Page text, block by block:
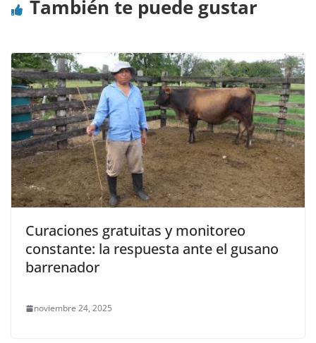
También te puede gustar
Curaciones gratuitas y monitoreo
constante: la respuesta ante el gusano
barrenador
noviembre 24, 2025